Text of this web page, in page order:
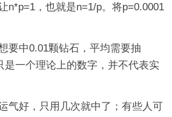
n*p=1，也就是n=1/p。将p=0.0001
要中0.01颗钻石，平均需要抽
是一个理论上的数字，并不代表实
气好，只用几次就中了；有些人可